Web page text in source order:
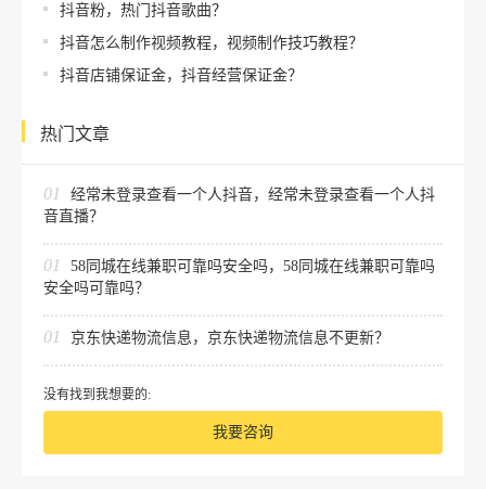
抖音粉，热门抖音歌曲？
抖音怎么制作视频教程，视频制作技巧教程？
抖音店铺保证金，抖音经营保证金？
热门文章
01
经常未登录查看一个人抖音，经常未登录查看一个人抖
音直播？
01
58同城在线兼职可靠吗安全吗，58同城在线兼职可靠吗
安全吗可靠吗？
01 京东快递物流信息，京东快递物流信息不更新？
没有找到我想要的:
我要咨询